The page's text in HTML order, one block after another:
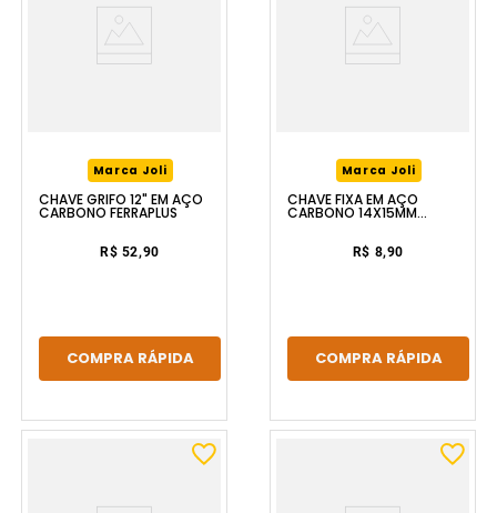
Marca Joli
CHAVE GRIFO 12" EM AÇO
CARBONO FERRAPLUS
R$ 52,90
COMPRA RÁPIDA
Marca Joli
CHAVE FIXA EM AÇO
CARBONO 14X15MM
R$ 8,90
COMPRA RÁPIDA